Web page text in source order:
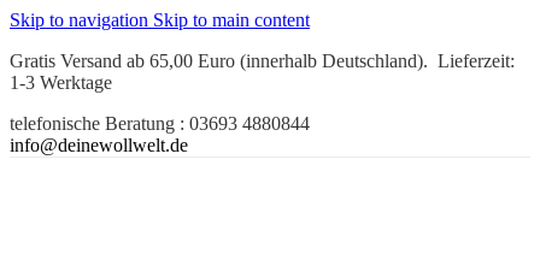
Skip to navigation Skip to main content
Gratis Versand ab 65,00 Euro (innerhalb Deutschland). Lieferzeit:
1-3 Werktage
telefonische Beratung : 03693 4880844
info@deinewollwelt.de